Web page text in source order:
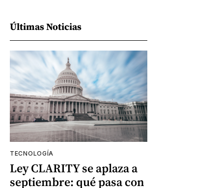
Últimas Noticias
TECNOLOGÍA
Ley CLARITY se aplaza a
septiembre: qué pasa con